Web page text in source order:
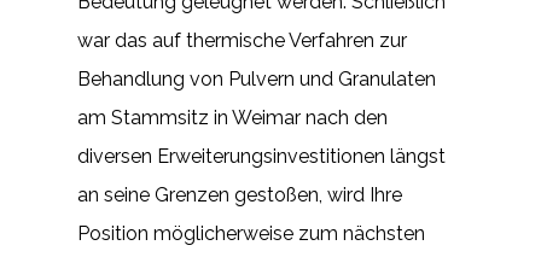
war das auf thermische Verfahren zur
Behandlung von Pulvern und Granulaten
am Stammsitz in Weimar nach den
diversen Erweiterungsinvestitionen längst
an seine Grenzen gestoßen, wird Ihre
Position möglicherweise zum nächsten